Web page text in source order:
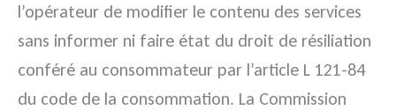
l’opérateur de modifier le contenu des services
sans informer ni faire état du droit de résiliation
conféré au consommateur par l’article L 121-84
du code de la consommation. La Commission